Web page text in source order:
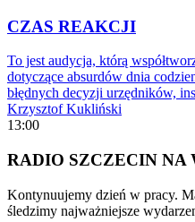
CZAS REAKCJI
To jest audycja, którą
dotyczące absurdów dnia
błędnych decyzji urzędników,
Krzysztof Kukliński
13:00
RADIO SZCZECIN NA
Kontynuujemy dzień w pracy.
śledzimy najważniejsze